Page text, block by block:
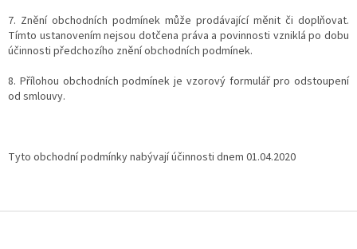
7. Znění obchodních podmínek může prodávající měnit či doplňovat.
Tímto ustanovením nejsou dotčena práva a povinnosti vzniklá po dobu
účinnosti předchozího znění obchodních podmínek.
8. Přílohou obchodních podmínek je vzorový formulář pro odstoupení
od smlouvy.
Tyto obchodní podmínky nabývají účinnosti dnem 01.04.2020